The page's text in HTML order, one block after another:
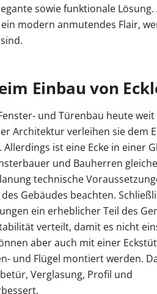
sowie funktionale
modern anmutendes Flair,
Einbau von
und Türenbau heute
Architektur verleihen sie dem
ist eine Ecke in einer
und Bauherren
technische
Gebäudes beachten.
ein erheblicher Teil des
verteilt, damit es nicht
aber auch mit einer
und Flügel montiert werden.
Verglasung, Profil und